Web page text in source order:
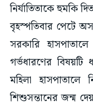
নির্যাতিতাকে হুমকি
বৃহস্পতিবার পেটে
সরকারি
গর্ভধারণের
মহিলা
শিশুসন্তানের জন্ম